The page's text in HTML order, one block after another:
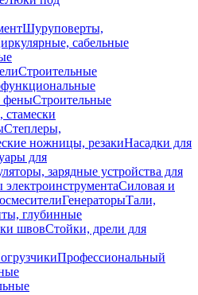
Шуруповерты,
сабельные
Строительные
феныСтроительные
стамески
Степлеры,
ножницы, резакиНасадки для
для
зарядные устройства для
Силовая и
ГенераторыТали,
глубинные
швовСтойки, дрели для
Профессиональный